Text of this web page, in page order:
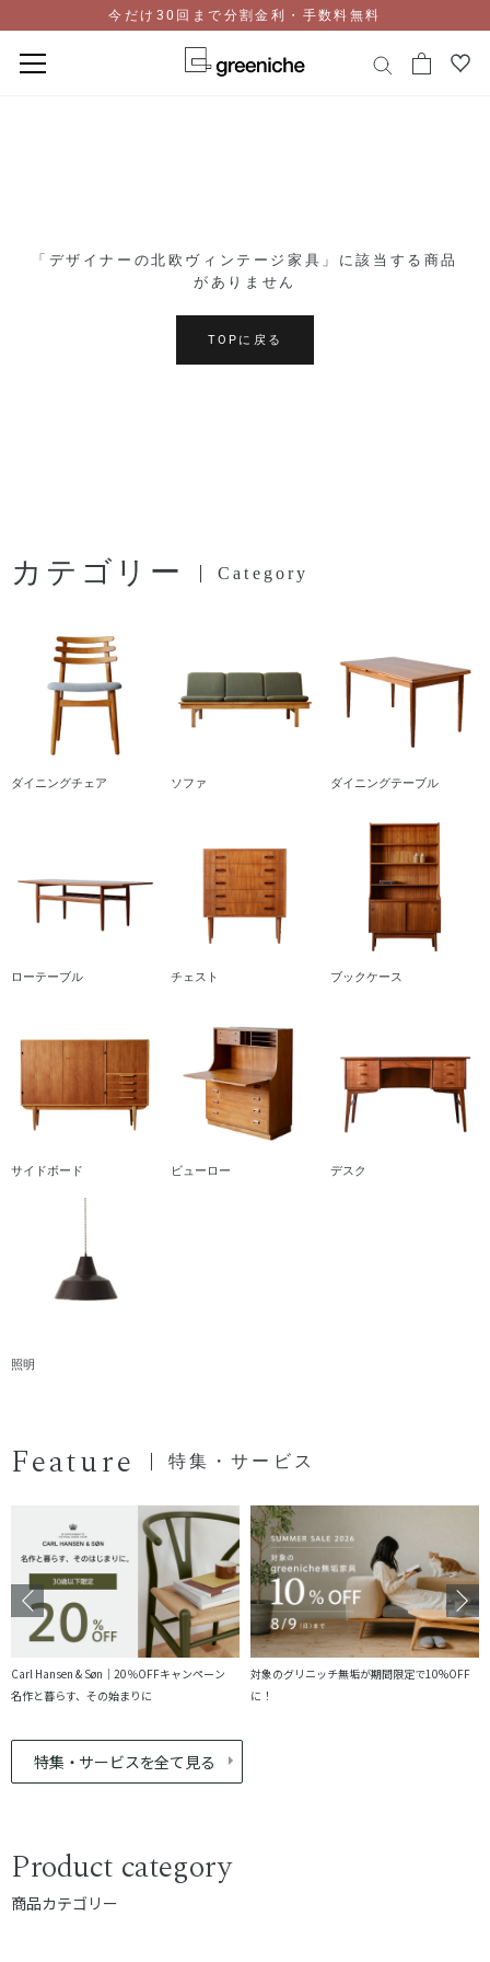
今だけ30回まで分割金利・手数料無料
「デザイナーの北欧ヴィンテージ家具」に該当する商品
がありません
TOPに戻る
カテゴリー Category
ダイニングチェア ソファ ダイニングテーブル
ローテーブル チェスト ブックケース
サイドボード ビューロー デスク
照明
Feature 特集・サービス
Carl Hansen & Søn｜20％OFFキャンペーン
名作と暮らす、その始まりに
対象のグリニッチ無垢が期間限定で10%OFF
に！
特集・サービスを全て見る
Product category
商品カテゴリー